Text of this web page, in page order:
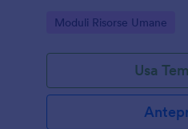
Go to Category:
Moduli Risorse Umane
Usa